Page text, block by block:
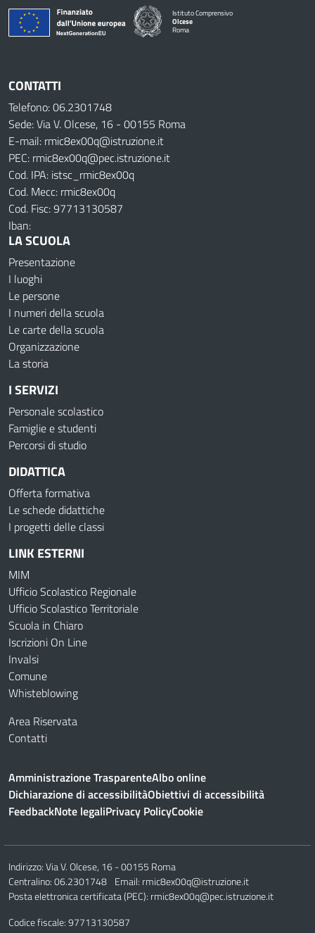
Istituto Comprensivo
Olcese
Roma
CONTATTI
Telefono: 06.2301748
Sede: Via V. Olcese, 16 - 00155 Roma
E-mail: rmic8ex00q@istruzione.it
PEC: rmic8ex00q@pec.istruzione.it
Cod. IPA: istsc_rmic8ex00q
Cod. Mecc: rmic8ex00q
Cod. Fisc: 97713130587
Iban:
LA SCUOLA
Presentazione
I luoghi
Le persone
I numeri della scuola
Le carte della scuola
Organizzazione
La storia
I SERVIZI
Personale scolastico
Famiglie e studenti
Percorsi di studio
DIDATTICA
Offerta formativa
Le schede didattiche
I progetti delle classi
LINK ESTERNI
MIM
Ufficio Scolastico Regionale
Ufficio Scolastico Territoriale
Scuola in Chiaro
Iscrizioni On Line
Invalsi
Comune
Whisteblowing
Area Riservata
Contatti
Amministrazione TrasparenteAlbo online
Dichiarazione di accessibilitàObiettivi di accessibilità
FeedbackNote legaliPrivacy PolicyCookie
Indirizzo:Via V. Olcese, 16 - 00155 Roma
Centralino:06.2301748 Email: rmic8ex00q@istruzione.it
Posta elettronica certificata (PEC): rmic8ex00q@pec.istruzione.it
Codice fiscale: 97713130587